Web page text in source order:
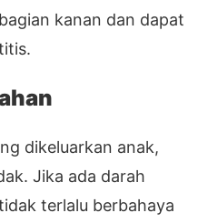
kanan dan dapat
dikeluarkan anak,
Jika ada darah
terlalu berbahaya